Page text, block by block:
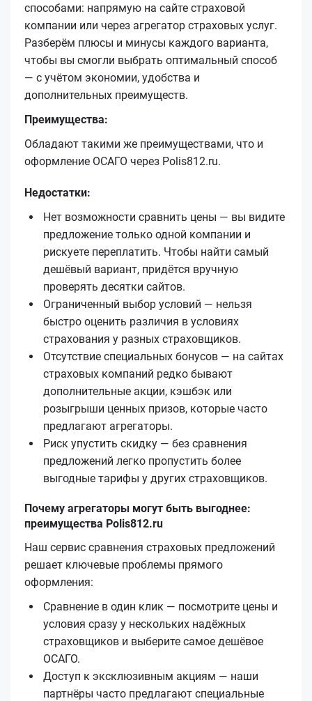
способами: напрямую на сайте страховой
компании или через агрегатор страховых услуг.
Разберём плюсы и минусы каждого варианта,
чтобы вы смогли выбрать оптимальный способ
— с учётом экономии, удобства и
дополнительных преимуществ.
Преимущества:
Обладают такими же преимуществами, что и
оформление ОСАГО через Polis812.ru.
Недостатки:
Нет возможности сравнить цены — вы видите
предложение только одной компании и
рискуете переплатить. Чтобы найти самый
дешёвый вариант, придётся вручную
проверять десятки сайтов.
Ограниченный выбор условий — нельзя
быстро оценить различия в условиях
страхования у разных страховщиков.
Отсутствие специальных бонусов — на сайтах
страховых компаний редко бывают
дополнительные акции, кэшбэк или
розыгрыши ценных призов, которые часто
предлагают агрегаторы.
Риск упустить скидку — без сравнения
предложений легко пропустить более
выгодные тарифы у других страховщиков.
Почему агрегаторы могут быть выгоднее:
преимущества Polis812.ru
Наш сервис сравнения страховых предложений
решает ключевые проблемы прямого
оформления:
Сравнение в один клик — посмотрите цены и
условия сразу у нескольких надёжных
страховщиков и выберите самое дешёвое
ОСАГО.
Доступ к эксклюзивным акциям — наши
партнёры часто предлагают специальные